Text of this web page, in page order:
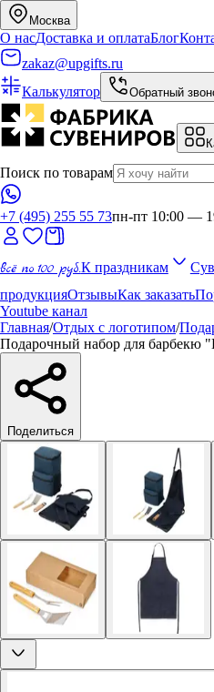
Москва
О насДоставка и оплатаБлог
zakaz@upgifts.ru
Калькулятор
Обратный
Поиск по товарам
+7 (495) 255 55 73пн-пт 10:00 —
всё по 100 руб.К праздникам
продукцияОтзывыКак заказать
Youtube канал
Главная/Отдых с логотипом/
Подарочный набор для барбекю
Поделиться